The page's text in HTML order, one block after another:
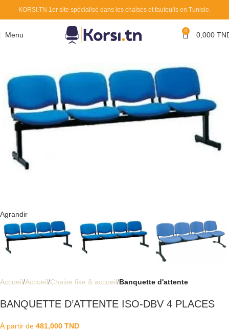
KORSI.TN 1er site spécialisé dans les chaises et fauteuils en Tunisie.
Menu 0 0,000
Agrandir
Accueil Accueil Chaise fixe & accueil Banquette d'attente
BANQUETTE D’ATTENTE ISO-DBV 4 PLACES
À partir de 481,000 TND